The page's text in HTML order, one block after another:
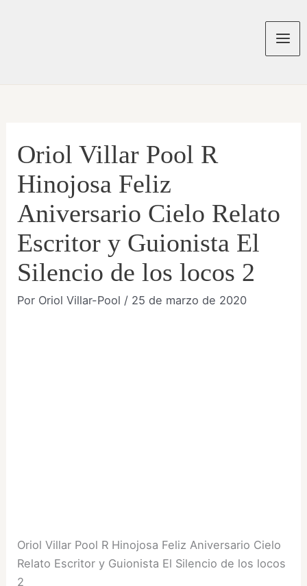
Oriol Villar Pool R
Hinojosa Feliz
Aniversario Cielo Relato
Escritor y Guionista El
Silencio de los locos 2
Por Oriol Villar-Pool / 25 de marzo de 2020
Oriol Villar Pool R Hinojosa Feliz Aniversario Cielo
Relato Escritor y Guionista El Silencio de los locos
2